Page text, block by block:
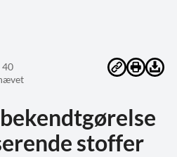
40
stoffer